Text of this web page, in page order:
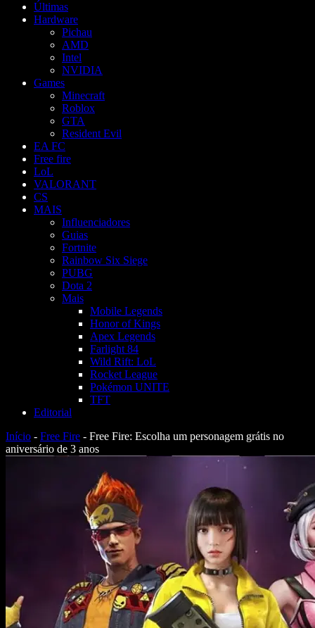
Últimas
Hardware
Pichau
AMD
Intel
NVIDIA
Games
Minecraft
Roblox
GTA
Resident Evil
EA FC
Free fire
LoL
VALORANT
CS
MAIS
Influenciadores
Guias
Fortnite
Rainbow Six Siege
PUBG
Dota 2
Mais
Mobile Legends
Honor of Kings
Apex Legends
Farlight 84
Wild Rift: LoL
Rocket League
Pokémon UNITE
TFT
Editorial
Início - Free Fire - Free Fire: Escolha um personagem grátis no
aniversário de 3 anos